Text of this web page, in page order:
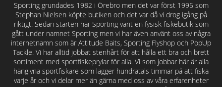
Sporting grundades 1982 i Örebro men det var först 1995 som
Stephan Nielsen köpte butiken och det var då vi drog igång på
riktigt. Sedan starten har Sporting varit en fysisk fiskebutik som
gått under namnet Sporting men vi har även använt oss av några
internetnamn som är Attitude Baits, Sporting Flyshop och PopUp
Tackle. Vi har alltid jobbat stenhårt för att hålla ett bra och brett
sortiment med sportfiskeprylar för alla. Vi som jobbar här är alla
hängivna sportfiskare som lägger hundratals timmar på att fiska
varje år och vi delar mer än gärna med oss av våra erfarenheter